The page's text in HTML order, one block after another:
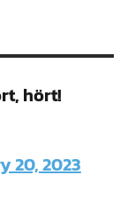
hört!
20, 2023